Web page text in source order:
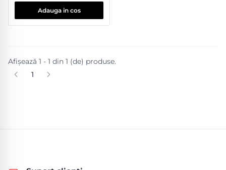
Adauga in cos
Afișează 1 - 1 din 1 (de) produse.
1